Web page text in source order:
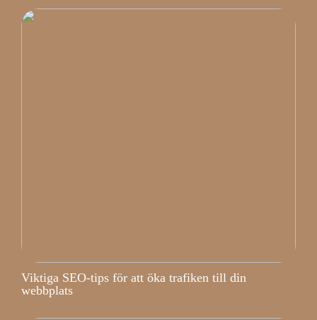
Viktiga SEO-tips för att öka trafiken till din
webbplats